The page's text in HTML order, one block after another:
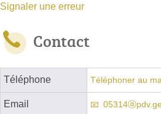
Signaler une erreur
Contact
Téléphone Téléphoner au
Email